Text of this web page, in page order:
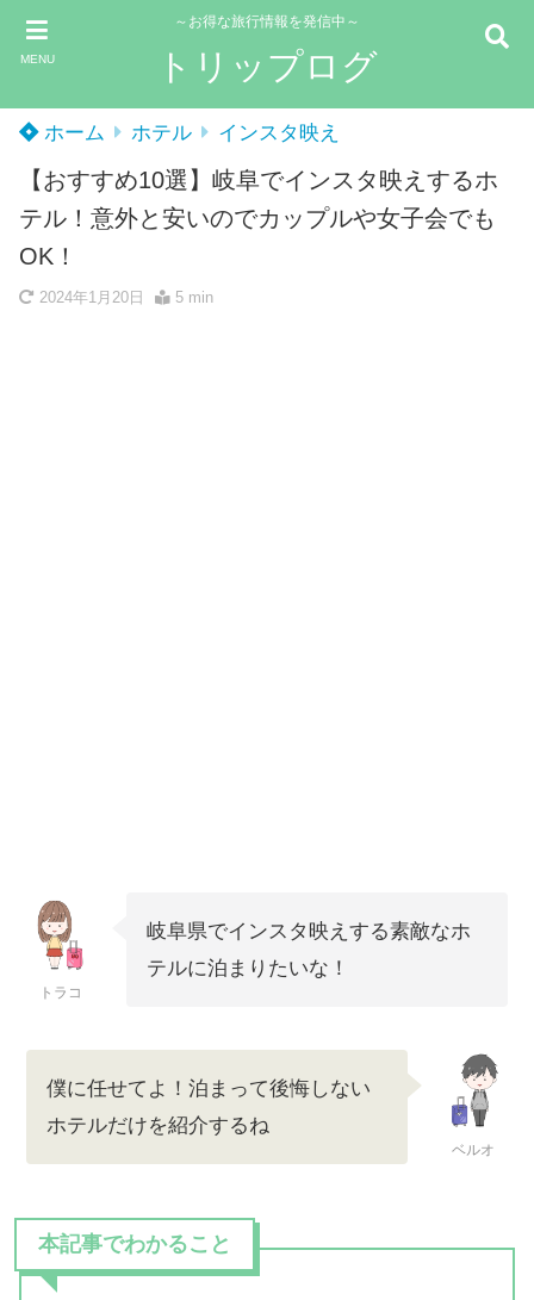
MENU
～お得な旅行情報を発信中～
トリップログ
ホーム ホテル インスタ映え
【おすすめ10選】岐阜でインスタ映えするホ
テル！意外と安いのでカップルや女子会でも
OK！
2024年1月20日 5 min
トラコ
岐阜県でインスタ映えする素敵なホ
テルに泊まりたいな！
僕に任せてよ！泊まって後悔しない
ホテルだけを紹介するね
ベルオ
本記事でわかること